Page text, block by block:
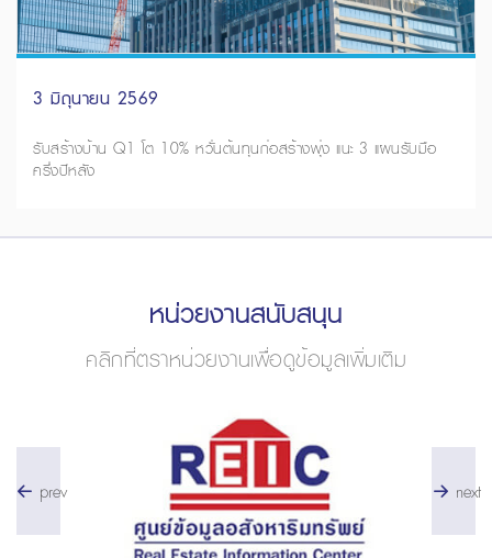
3 มิถุนายน 2569
รับสร้างบ้าน Q1 โต 10% หวั่นต้นทุนก่อสร้างพุ่ง แนะ 3 แผนรับมือ
ครึ่งปีหลัง
หน่วยงานสนับสนุน
คลิกที่ตราหน่วยงานเพื่อดูข้อมูลเพิ่มเติม
prev next